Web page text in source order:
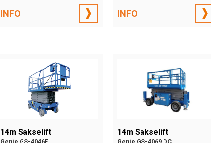
INFO INFO
14m Sakselift
Genie GS-4046E
14m Sakselift
Genie GS-4069 DC